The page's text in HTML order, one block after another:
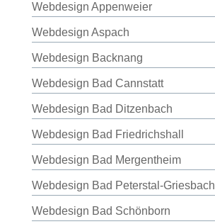
Webdesign Appenweier
Webdesign Aspach
Webdesign Backnang
Webdesign Bad Cannstatt
Webdesign Bad Ditzenbach
Webdesign Bad Friedrichshall
Webdesign Bad Mergentheim
Webdesign Bad Peterstal-Griesbach
Webdesign Bad Schönborn